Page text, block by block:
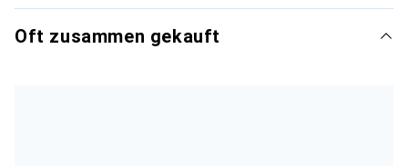
Oft zusammen gekauft